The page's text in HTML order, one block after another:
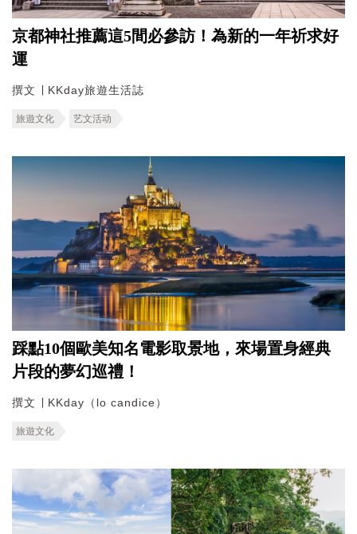
京都神社推薦這5間必參訪！為新的一年祈求好
運
撰文 ∣ KKday旅遊生活誌
旅遊文化 艺文活动
踩點10個歐美知名電影取景地，來場置身經典
片段的夢幻巡禮！
撰文 ∣ KKday（lo candice）
旅遊文化